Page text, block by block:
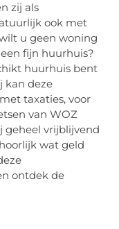
zij als
ook met
u geen woning
fijn huurhuis?
huurhuis bent
kan deze
taxaties, voor
van WOZ
geheel vrijblijvend
wat geld
ontdek de